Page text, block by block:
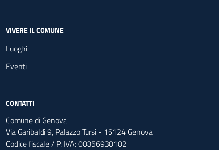
VIVERE IL COMUNE
Luoghi
Eventi
CONTATTI
Comune di Genova
Via Garibaldi 9, Palazzo Tursi - 16124 Genova
Codice fiscale / P. IVA: 00856930102